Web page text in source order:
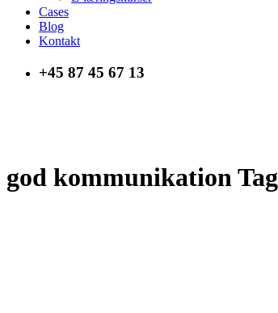
Cases
Blog
Kontakt
+45 87 45 67 13
god kommunikation Tag